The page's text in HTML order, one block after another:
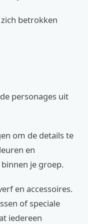
betrokken
personages uit
om de details te
en
je groep.
en accessoires.
of speciale
iedereen